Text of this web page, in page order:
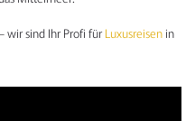
wir sind Ihr Profi fürLuxusreisen in